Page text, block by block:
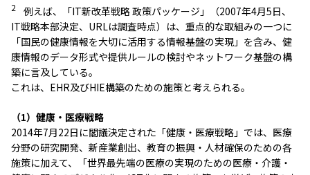
2 例えば、「IT新改革戦略 政策パッケージ」（2007年4月5日、
IT戦略本部決定、URLは調査時点）は、重点的な取組みの一つに
「国民の健康情報を大切に活用する情報基盤の実現」を含み、健
康情報のデータ形式や提供ルールの検討やネットワーク基盤の構
築に言及している。
これは、EHR及びHIE構築のための施策と考えられる。
（1）健康・医療戦略
2014年7月22日に閣議決定された「健康・医療戦略」では、医療
分野の研究開発、新産業創出、教育の振興・人材確保のための各
施策に加えて、「世界最先端の医療の実現のための医療・介護・